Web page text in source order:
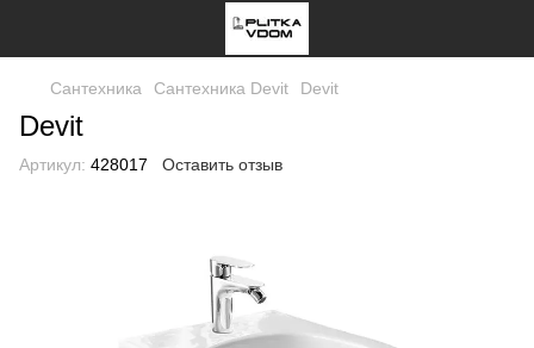
Сантехника Сантехника Devit Devit
Devit
Артикул: 428017 Оставить отзыв